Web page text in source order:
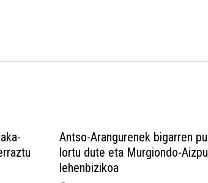
Antso-Arangurenek bigarren
lortu dute eta Murgiondo-
lehenbizikoa